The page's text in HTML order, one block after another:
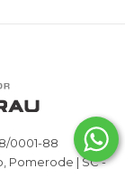
0001-88
Pomerode | SC -